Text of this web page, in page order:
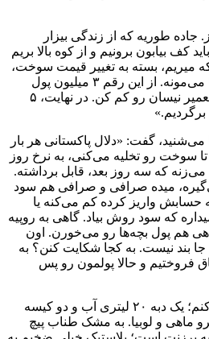
جاده طوریه که از زندگی بیزار
کف بیابون برونیم و از کوه بالا بریم
که میریم، بسته به تغییر قیمت سوخت،
۸ تا ۱۰ میلیون تومن برای ما می‌مونه. از این رقم ۳ میلیون پول
بنزین و ۳ یا ۴ میلیون هزینه تعمیر نیسان رو کم کن. در نهایت، ۵
گفت: «دلال پاکستانی هر بار
سوخت رو تخلیه می‌کنی، به نرخ روز
که سه روز بعد، قابل برداشته.
میده صرافی و صرافی هم سود
حسابش واریز کرده کم می‌کنه یا
که سود روش بیاد. گاهی به روپیه
هم پول بچه‌ها رو می‌خورن. اون
بند نیست. به کجا شکایت کنن؟ به
فروختیم و حالا پولمون رو پس
داخل اتاق نیسان را نگاه می‌کنم؛ یک دبه ۲۰ لیتری آب و دو کیسه
ماهی و لوبیا. به مشک طناب پیچ